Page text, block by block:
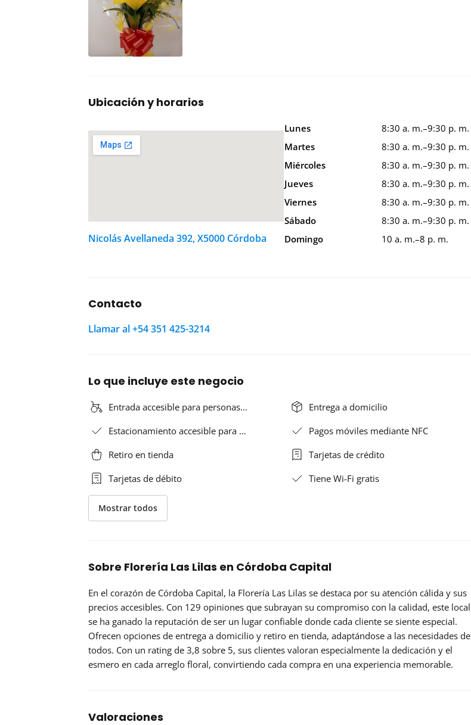
Ubicación y horarios
Nicolás Avellaneda 392, X5000 Córdoba
Lunes
8:30 a. m.–9:30 p. m.
Martes
8:30 a. m.–9:30 p. m.
Miércoles
8:30 a. m.–9:30 p. m.
Jueves
8:30 a. m.–9:30 p. m.
Viernes
8:30 a. m.–9:30 p. m.
Sábado
8:30 a. m.–9:30 p. m.
Domingo
10 a. m.–8 p. m.
Contacto
Llamar al +54 351 425-3214
Lo que incluye este negocio
Entrada accesible para personas…
Entrega a domicilio
Estacionamiento accesible para …
Pagos móviles mediante NFC
Retiro en tienda
Tarjetas de crédito
Tarjetas de débito
Tiene Wi-Fi gratis
Mostrar todos
Sobre Florería Las Lilas en Córdoba Capital
En el corazón de Córdoba Capital, la Florería Las Lilas se destaca por su atención cálida y sus
precios accesibles. Con 129 opiniones que subrayan su compromiso con la calidad, este local
se ha ganado la reputación de ser un lugar confiable donde cada cliente se siente especial.
Ofrecen opciones de entrega a domicilio y retiro en tienda, adaptándose a las necesidades de
todos. Con un rating de 3,8 sobre 5, sus clientes valoran especialmente la dedicación y el
esmero en cada arreglo floral, convirtiendo cada compra en una experiencia memorable.
Valoraciones